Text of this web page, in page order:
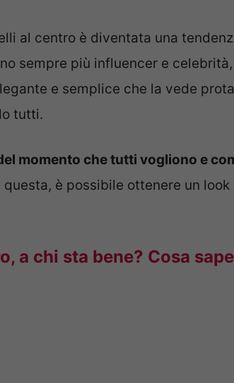
al centro è diventata una
sempre più influencer e
e semplice che la vede
tutti.
momento che tutti vogliono e
questa, è possibile ottenere un
a chi sta bene? Cosa